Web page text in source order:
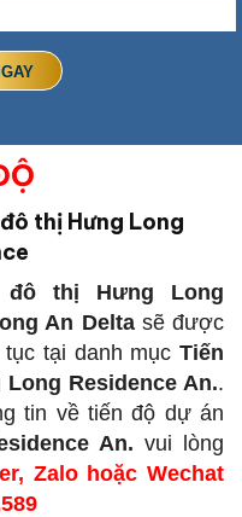
thị Hưng Long
thị Hưng Long
An Deltasẽ được
tại danh mục Tiến
Residence An..
tin về tiến độ dự án
An. vui lòng
Zalo hoặc Wechat